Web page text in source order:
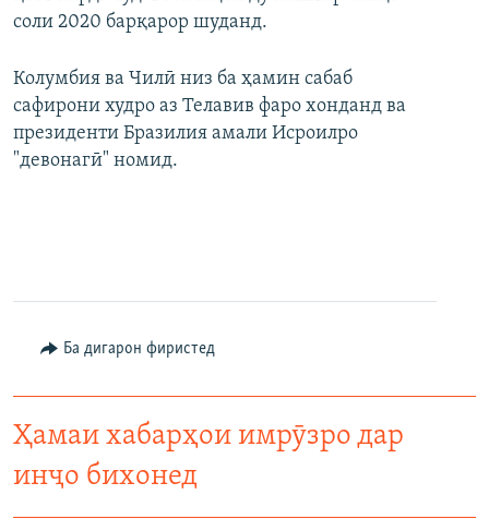
соли 2020 барқарор шуданд.
Колумбия ва Чилӣ низ ба ҳамин сабаб
сафирони худро аз Телавив фаро хонданд ва
президенти Бразилия амали Исроилро
"девонагӣ" номид.
Ба дигарон фиристед
Ҳамаи хабарҳои имрӯзро дар
инҷо бихонед